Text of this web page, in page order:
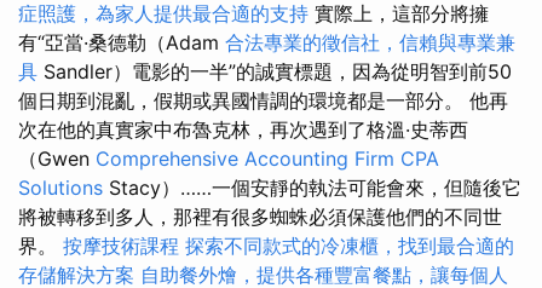
症照護，為家人提供最合適的支持 實際上，這部分將擁
有“亞當·桑德勒（Adam 合法專業的徵信社，信賴與專業兼
具 Sandler）電影的一半”的誠實標題，因為從明智到前50
個日期到混亂，假期或異國情調的環境都是一部分。 他再
次在他的真實家中布魯克林，再次遇到了格溫·史蒂西
（Gwen Comprehensive Accounting Firm CPA
Solutions Stacy）……一個安靜的執法可能會來，但隨後它
將被轉移到多人，那裡有很多蜘蛛必須保護他們的不同世
界。 按摩技術課程 探索不同款式的冷凍櫃，找到最合適的
存儲解決方案 自助餐外燴，提供各種豐富餐點，讓每個人